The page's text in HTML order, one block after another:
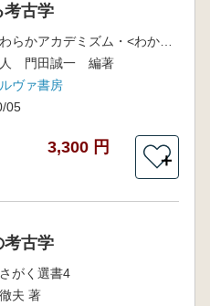
考古学
やわらかアカデミズム・<わかる>シリーズ
人 門田誠一 編著
ヴァ書房
05
3,300 円
＋
考古学
がく選書4
夫 著